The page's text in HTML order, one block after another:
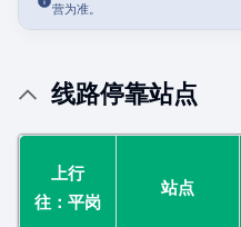
营为准。
线路停靠站点
上行
往：平岗
站点